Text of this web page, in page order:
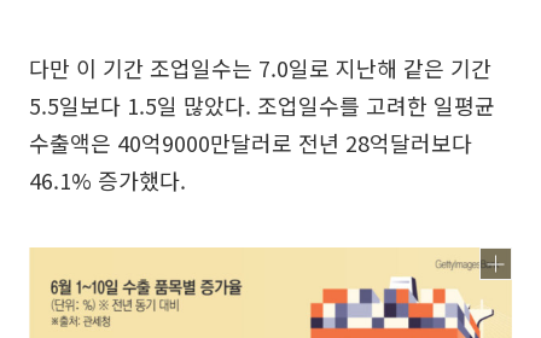
다만 이 기간 조업일수는 7.0일로 지난해 같은 기간
5.5일보다 1.5일 많았다. 조업일수를 고려한 일평균
수출액은 40억9000만달러로 전년 28억달러보다
46.1% 증가했다.